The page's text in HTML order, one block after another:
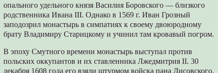
опального удельного князя Василия Боровского — близкого
родственника Ивана III. Однако в 1569 г. Иван Грозный
заподозрил монастырь в симпатиях к своему двоюродному
брату Владимиру Старицкому и учинил там кровавый погром.
В эпоху Смутного времени монастырь выступал против
польских оккупантов и их ставленника Лжедмитрия II. 30
декабря 1608 года его взяли штурмом войска пана Лисовского,